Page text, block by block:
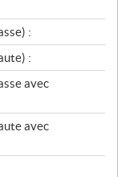
:
:
avec
avec